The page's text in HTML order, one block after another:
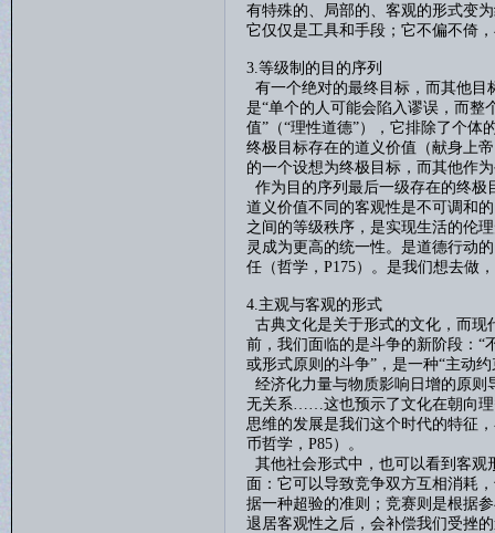
有特殊的、局部的、客观的形式变
它仅仅是工具和手段；它不偏不倚
3.等级制的目的序列
有一个绝对的最终目标，而其他目
是“单个的人可能会陷入谬误，而整
值”（“理性道德”），它排除了个体
终极目标存在的道义价值（献身上
的一个设想为终极目标，而其他作
作为目的序列最后一级存在的终极
道义价值不同的客观性是不可调和
之间的等级秩序，是实现生活的伦
灵成为更高的统一性。是道德行动
任（哲学， P175）。是我们想去做
4.主观与客观的形式
古典文化是关于形式的文化，而现
前，我们面临的是斗争的新阶段： “
或形式原则的斗争”，是一种“主动
经济化力量与物质影响日增的原则
无关系 ……这也预示了文化在朝向
思维的发展是我们这个时代的特征
币哲学， P85）。
其他社会形式中，也可以看到客观
面：它可以导致竞争双方互相消耗
据一种超验的准则；竞赛则是根据
退居客观性之后，会补偿我们受挫